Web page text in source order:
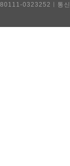
0323252ㅣ통